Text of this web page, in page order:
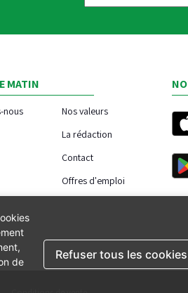
MATIN
nous
Nos valeurs
La rédaction
Contact
Offres d'emploi
de
Refuser tous les cookies